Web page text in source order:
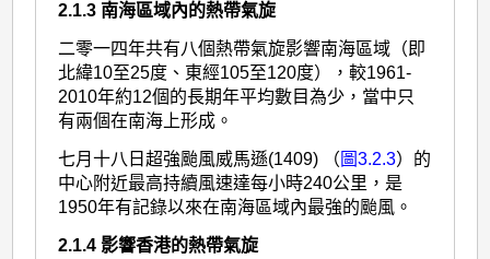
2.1.3 南海區域內的熱帶氣旋
二零一四年共有八個熱帶氣旋影響南海區域（即
北緯10至25度、東經105至120度），較1961-
2010年約12個的長期年平均數目為少，當中只
有兩個在南海上形成。
七月十八日超強颱風威馬遜(1409) （ 圖3.2.3）的
中心附近最高持續風速達每小時240公里，是
1950年有記錄以來在南海區域內最強的颱風。
2.1.4 影響香港的熱帶氣旋